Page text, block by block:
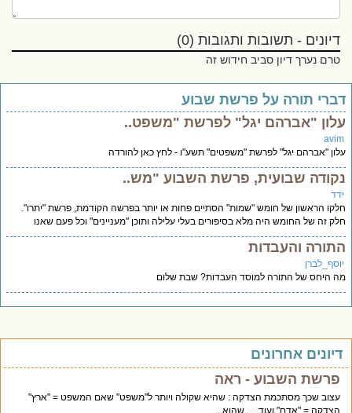
דיונים - תשובות ותגובות (0)
טרם נערך דיון סביב חידוש זה
תורה על פרשת שבוע
"אברהם יגל" לפרשת "משפט..
"אברהם יגל" לפרשת "משפטים" תשע"ו - לחץ כאן להורדה
שבועית, פרשת השבוע "מש..
הראשון של חומש "שמות" הסתיים פחות או יותר בפרשה הקודמת, פרשת "יתרו".
זה של החומש היה מלא בסיפורים בעלי עלילה ותוכן "מעניינים" וכל פעם שאנו
והעבדות
היחס של התורה למוסד העבדות? שבת שלום
אחרונים
פרשת השבוע - ראה
עצוב שכך מסתכמת הצדקה : שהיא שקולה ויותר ל"משפט" שאם המשפט = "ארץ"
הצדקה = "אדם" ועוד... . שהוא..